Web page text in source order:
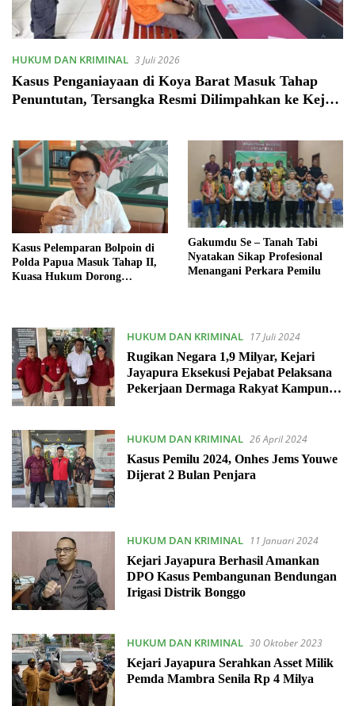
HUKUM DAN KRIMINAL 3 Juli 2026
Kasus Penganiayaan di Koya Barat Masuk Tahap
Penuntutan, Tersangka Resmi Dilimpahkan ke Kejari
Kasus Pelemparan Bolpoin di
Polda Papua Masuk Tahap II,
Kuasa Hukum Dorong
Gakumdu Se – Tanah Tabi
Nyatakan Sikap Profesional
Menangani Perkara Pemilu
HUKUM DAN KRIMINAL
17 Juli 2024
Rugikan Negara 1,9 Milyar, Kejari
Jayapura Eksekusi Pejabat Pelaksana
Pekerjaan Dermaga Rakyat Kampung
HUKUM DAN KRIMINAL 26 April 2024
Kasus Pemilu 2024, Onhes Jems Youwe
Dijerat 2 Bulan Penjara
HUKUM DAN KRIMINAL
11 Januari 2024
Kejari Jayapura Berhasil Amankan
DPO Kasus Pembangunan Bendungan
Irigasi Distrik Bonggo
HUKUM DAN KRIMINAL 30 Oktober 2023
Kejari Jayapura Serahkan Asset Milik
Pemda Mambra Senila Rp 4 Milya